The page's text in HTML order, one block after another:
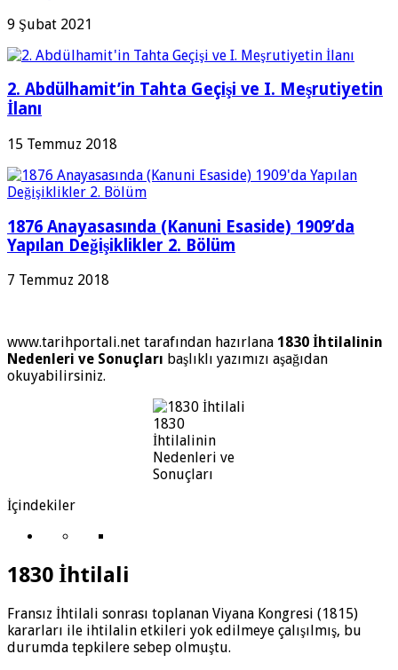
9 Şubat 2021
2. Abdülhamit’in Tahta Geçişi ve I. Meşrutiyetin
İlanı
15 Temmuz 2018
1876 Anayasasında (Kanuni Esaside) 1909’da
Yapılan Değişiklikler 2. Bölüm
7 Temmuz 2018
www.tarihportali.net tarafından hazırlana 1830 İhtilalinin
Nedenleri ve Sonuçları başlıklı yazımızı aşağıdan
okuyabilirsiniz.
1830
İhtilalinin
Nedenleri ve
Sonuçları
İçindekiler
1830 İhtilali
Fransız İhtilali sonrası toplanan Viyana Kongresi (1815)
kararları ile ihtilalin etkileri yok edilmeye çalışılmış, bu
durumda tepkilere sebep olmuştu.